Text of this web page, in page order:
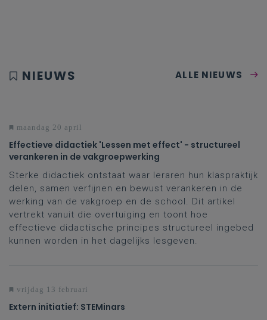
NIEUWS ALLE NIEUWS
maandag 20 april
Effectieve didactiek 'Lessen met effect' - structureel
verankeren in de vakgroepwerking
Sterke didactiek ontstaat waar leraren hun klaspraktijk
delen, samen verfijnen en bewust verankeren in de
werking van de vakgroep en de school. Dit artikel
vertrekt vanuit die overtuiging en toont hoe
effectieve didactische principes structureel ingebed
kunnen worden in het dagelijks lesgeven.
vrijdag 13 februari
Extern initiatief: STEMinars